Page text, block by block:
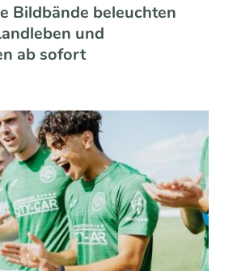
Bildbände beleuchten
und
ab sofort